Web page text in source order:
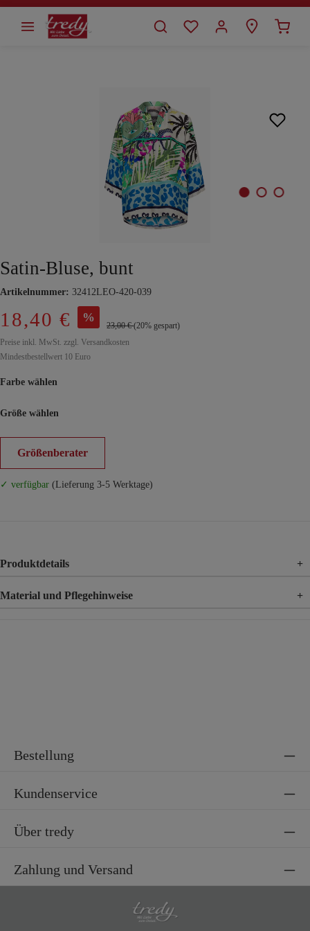
springen
Satin-Bluse, bunt
Artikelnummer: 32412LEO-420-039
18,40 € %
23,00 €(20% gespart)
Preise inkl. MwSt. zzgl. Versandkosten
Mindestbestellwert 10 Euro
Farbe wählen
Größe wählen
Größenberater
✓ verfügbar (Lieferung 3-5 Werktage)
Produktdetails +
Material und Pflegehinweise +
Bestellung
Kundenservice
Über tredy
Zahlung und Versand